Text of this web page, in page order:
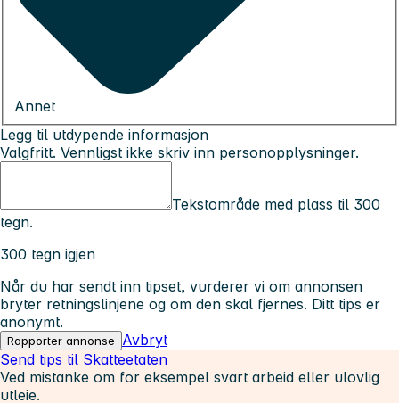
Annet
Legg til utdypende informasjon
Valgfritt. Vennligst ikke skriv inn personopplysninger.
Tekstområde med plass til 300
tegn.
300 tegn igjen
Når du har sendt inn tipset, vurderer vi om annonsen
bryter retningslinjene og om den skal fjernes. Ditt tips er
anonymt.
Rapporter annonse
Avbryt
Send tips til Skatteetaten
Ved mistanke om for eksempel svart arbeid eller ulovlig
utleie.